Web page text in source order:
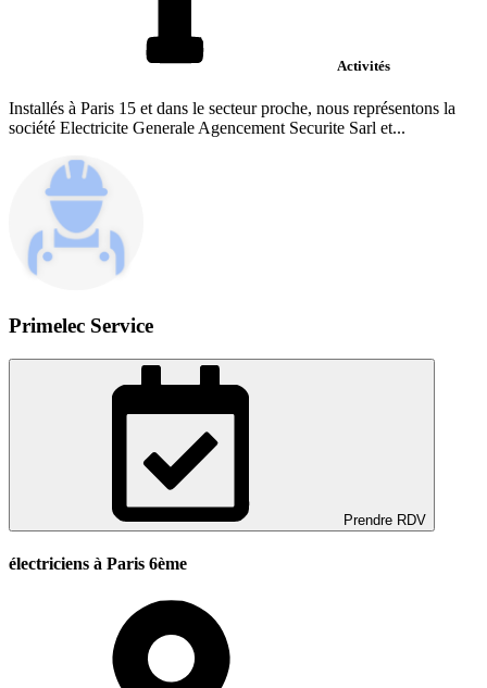
Activités
Installés à Paris 15 et dans le secteur proche, nous représentons la
société Electricite Generale Agencement Securite Sarl et...
Primelec Service
Prendre RDV
électriciens à Paris 6ème